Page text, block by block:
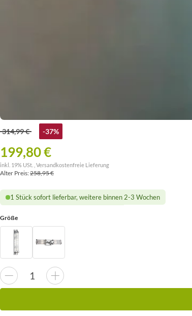
314,99 € -37%
199,80 €
inkl. 19% USt. , Versandkostenfreie Lieferung
Alter Preis:258,95 €
1 Stück sofort lieferbar, weitere binnen 2-3 Wochen
Größe